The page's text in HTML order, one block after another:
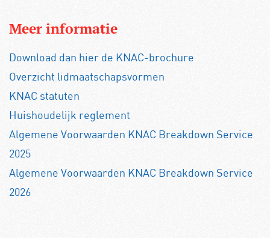
Meer informatie
Download dan hier de KNAC-brochure
Overzicht lidmaatschapsvormen
KNAC statuten
Huishoudelijk reglement
Algemene Voorwaarden KNAC Breakdown Service
2025
Algemene Voorwaarden KNAC Breakdown Service
2026